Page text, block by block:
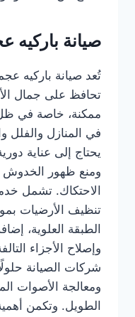
صيانة باركيه
تُعد صيانة باركيه
تحافظ على جمال
ممكنة، خاصة في ظل
في المنازل والفلل
يحتاج إلى عناية
ومنع ظهور الخدوش
الاحتكاك. تشمل
تنظيف الأرضيات
الطبقة العلوية،
وإصلاح الأجزاء
شركات الصيانة حلولًا
ومعالجة الأصوات
الطويل. وتكمن